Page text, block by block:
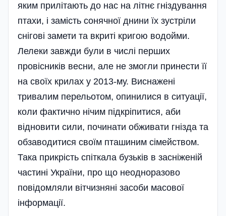
яким прилітають до нас на літнє гніздування
птахи, і замість сонячної днини їх зустріли
снігові замети та вкриті кригою водойми.
Лелеки завжди були в числі перших
провісників весни, але не змогли принести її
на своїх крилах у 2013-му. Виснажені
тривалим перельотом, опинилися в ситуації,
коли фактично нічим підкріпитися, аби
відновити сили, починати обживати гнізда та
обзаводитися своїм пташиним сімейством.
Така прикрість спіткала бузьків в засніженій
частині України, про що неодноразово
повідомляли вітчизняні засоби масової
інформації.